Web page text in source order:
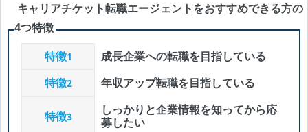
キャリアチケット転職エージェントをおすすめできる方の
4つ特徴
特徴1
成長企業への転職を目指している
特徴2 年収アップ転職を目指している
特徴3
しっかりと企業情報を知ってから応
募したい